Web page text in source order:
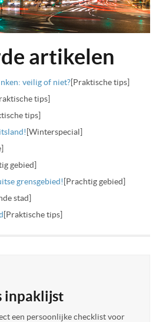
artikelen
veilig of niet?[Praktische tips]
tips]
tips]
[Winterspecial]
gebied]
grensgebied! [Prachtig gebied]
stad]
[Praktische tips]
inpaklijst
een persoonlijke checklist voor